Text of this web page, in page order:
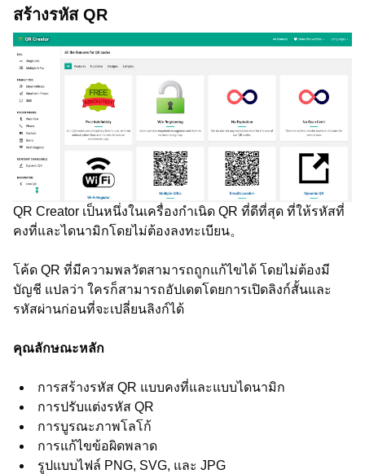
สร้างรหัส QR
QR Creator เป็นหนึ่งในเครื่องกำเนิด QR ที่ดีที่สุด ที่ให้รหัสที่
คงที่และไดนามิกโดยไม่ต้องลงทะเบียน。
โค้ด QR ที่มีความพลวัตสามารถถูกแก้ไขได้ โดยไม่ต้องมี
บัญชี แปลว่า ใครก็สามารถอัปเดตโดยการเปิดลิงก์สั้นและ
รหัสผ่านก่อนที่จะเปลี่ยนลิงก์ได้
คุณลักษณะหลัก
การสร้างรหัส QR แบบคงที่และแบบไดนามิก
การปรับแต่งรหัส QR
การบูรณะภาพโลโก้
การแก้ไขข้อผิดพลาด
รูปแบบไฟล์ PNG, SVG, และ JPG